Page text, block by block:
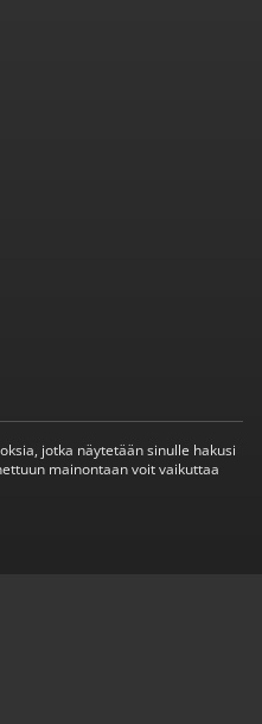
jotka näytetään sinulle hakusi
mainontaan voit vaikuttaa